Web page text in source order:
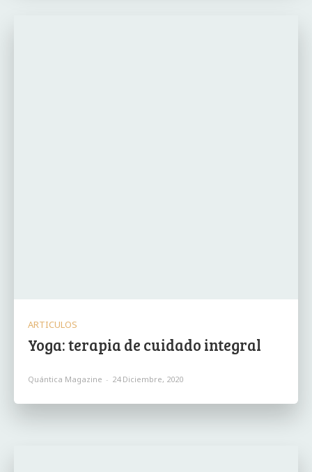
ARTICULOS
Yoga: terapia de cuidado integral
Quántica Magazine - 24 Diciembre, 2020